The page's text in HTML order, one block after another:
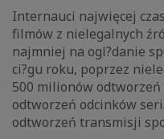
Internauci najwięcej
filmów z nielegalnych
najmniej na ogl?danie
ci?gu roku, poprzez
500 milionów
odtworzeń odcinków
odtworzeń transmisji